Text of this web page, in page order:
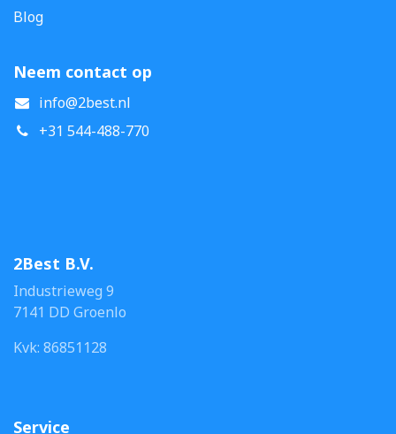
Blog
Neem contact op
info@2best.nl
+31 544-488-770
2Best B.V.
Industrieweg 9
7141 DD Groenlo
Kvk: 86851128
Service